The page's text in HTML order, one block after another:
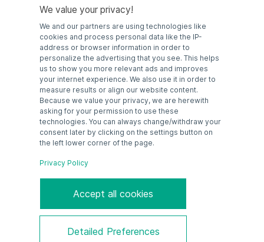
ENG: Datasheet EPV-6100-MPM-*
GER: Datenblatt EPV-6100-MPM-*
We value your privacy!
We and our partners are using technologies like
cookies and process personal data like the IP-
address or browser information in order to
personalize the advertising that you see. This helps
us to show you more relevant ads and improves
your internet experience. We also use it in order to
measure results or align our website content.
Because we value your privacy, we are herewith
asking for your permission to use these
technologies. You can always change/withdraw your
consent later by clicking on the settings button on
the left lower corner of the page.
Privacy Policy
Accept all cookies
Detailed Preferences